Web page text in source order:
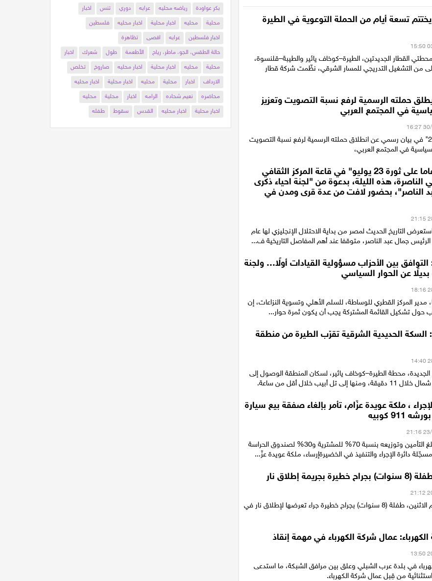
تسعة أيام من الحملة التوعوية في الطيرة
القطار الجديدتين، الطيرة–كوخاف يائير والطيبة–قلنسوة،
من التشغيل التدريجي للمسار الشرقي، نظّمت شركة قطار
2026 يطلق حملته الرسمية لرفع نسبة التصويت وتعزيز
في المجتمع العربي
أعلن "ائتلاف 2026" في بيان رسمي عن انطلاق حملته الرسمية لرفع نسبة التصويت
في المجتمع العربي،
احتفالية "74 عاما على ثورة 23 يوليو" في قاعة المركز الثقافي
الناصرة، هذه الليلة، بدعوة من "لجنة احياء ذكرى
الناصر"، بحضور لافت من عدة قرى ومدن في
التاريخ الحديث لمصر من بداية الاحتلال الإنجليزي لها عام
التوافق بين الأحزاب مسؤولية القيادات أولًا… ولجنة
عن الحوار السياسي
مدير المركز القطري للوساطة، للسلم الأهلي وتسوية النزاعات، إن
حول تشكيل القائمة المشتركة يجب أن يكون ثمرة حوار...
السكة الحديدية الشرقية تقرّب الطيرة من منطقة
محطة الطيرة–كوخاف يائير، لسكان المنطقة الوصول إلى
تل أبيب خلال أقل من ساعة.
، ملكة عويدة عزّام، تأمر بإلغاء صفقة بيع سيارة
كوبيه
مصادرة جزئية لمبلغ التأمين وتوزيعه بنسبة 70% للمشترية و30% لصندوق الحراسة
دائرة الإجراء والتنفيذ في الخضيرةإرساء، ملكة عويدة عزّ...
إطلاق نار
أصيبت مساء اليوم الاثنين، طفلة (8 سنوات) بجراح خطيرة جراء تعرضها لإطلاق نار في
عمال شركة الكهرباء في مهمة إنقاذ
في بلدة عرب الشبلي وعلق بين مرافق الشبكة، ما استدعى
من قِبل عمال شركة الكهرباء.
بكر عواودة رياضه محليه عرابه دوري تنس
اخبار
محلية
محليه اخبار محلية اخبار محليه
فلسطين
اخبار فلسطين
عرابه اقصى
تظاهرة
حالة الطقس، الجو، ماطر، رياح
الأطعمة طول شعرك
اخبار
محلية
محليه اخبار محلية اخبار محليه صاروخ
تخلص
الارداف
اخبار محلية محليه اخبار محلية
اخبار محليه
محاضره
نعيم شحاده الرامه اخبار محلية
محليه
اخبار محلية
اخبار محليه القدس سقوط طفله